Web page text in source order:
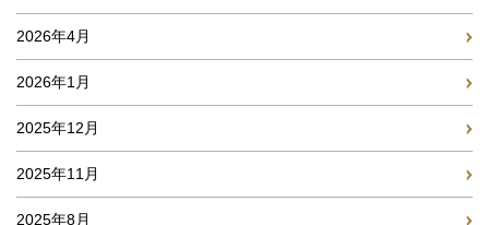
2026年4月
2026年1月
2025年12月
2025年11月
2025年8月